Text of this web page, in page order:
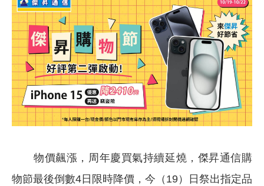
物價飆漲，周年慶買氣持續延燒，傑昇通信購
物節最後倒數4日限時降價，今（19）日祭出指定品